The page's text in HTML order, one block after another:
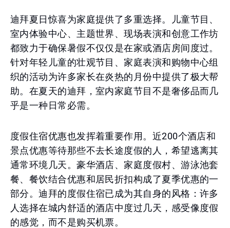
迪拜夏日惊喜为家庭提供了多重选择。儿童节目、
室内体验中心、主题世界、现场表演和创意工作坊
都致力于确保暑假不仅仅是在家或酒店房间度过。
针对年轻儿童的壮观节目、家庭表演和购物中心组
织的活动为许多家长在炎热的月份中提供了极大帮
助。在夏天的迪拜，室内家庭节目不是奢侈品而几
乎是一种日常必需。
度假住宿优惠也发挥着重要作用。近200个酒店和
景点优惠等待那些不去长途度假的人，希望逃离其
通常环境几天。豪华酒店、家庭度假村、游泳池套
餐、餐饮结合优惠和居民折扣构成了夏季优惠的一
部分。迪拜的度假住宿已成为其自身的风格：许多
人选择在城内舒适的酒店中度过几天，感受像度假
的感觉，而不是购买机票。